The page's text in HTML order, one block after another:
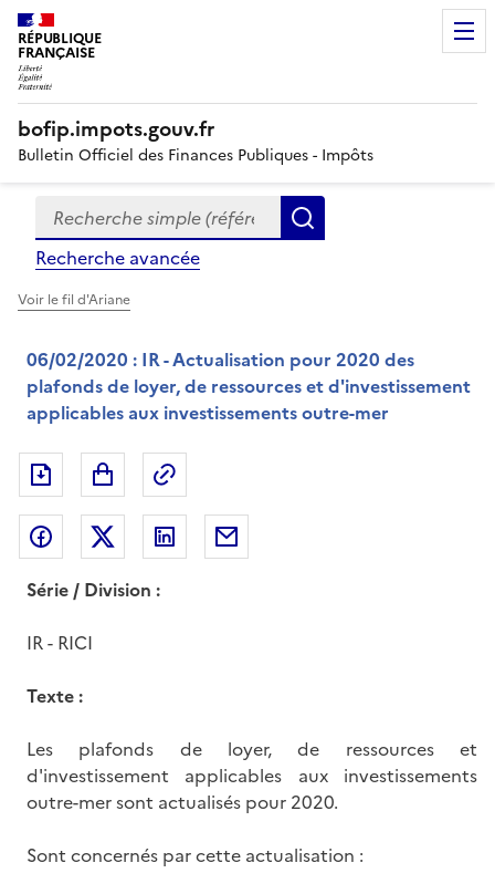
RÉPUBLIQUE
FRANÇAISE
bofip.impots.gouv.fr
Bulletin Officiel des Finances Publiques - Impôts
Formulaire
de
recherche
Recherche simple (références, mots clés, partie du
Recherche avancée
Voir le fil d'Ariane
06/02/2020 : IR - Actualisation pour 2020 des
plafonds de loyer, de ressources et d'investissement
applicables aux investissements outre-mer
Exporter le document au format pdf
Partager sur Facebook
Partager sur Twitter
Partager sur LinkedIn
Série / Division :
IR - RICI
Texte :
Les plafonds de loyer, de ressources et
d'investissement applicables aux investissements
outre-mer sont actualisés pour 2020.
Sont concernés par cette actualisation :